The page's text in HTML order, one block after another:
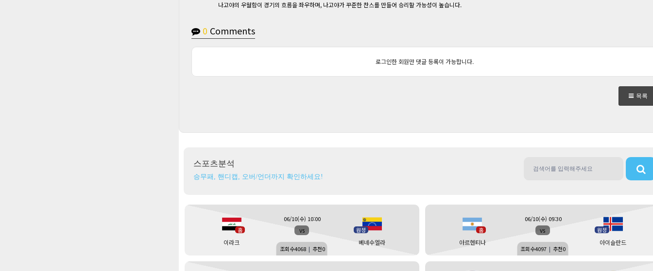
나고야의 우월함이 경기의 흐름을 좌우하며, 나고야가 꾸준한 찬스를 만들어 승리할 가능성이 높습니다.
0 Comments
로그인한 회원만 댓글 등록이 가능합니다.
목록
스포츠분석
승무패, 핸디캡, 오버/언더까지 확인하세요!
홈
이라크
vs 원정
베네수엘라
06/10(수) 10:00
조회수4068 | 추천0
홈
아르헨티나
vs 원정
아이슬란드
06/10(수) 09:30
조회수4097 | 추천0